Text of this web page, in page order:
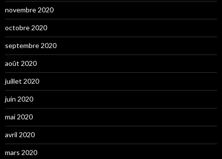
novembre 2020
octobre 2020
septembre 2020
août 2020
juillet 2020
juin 2020
mai 2020
avril 2020
mars 2020